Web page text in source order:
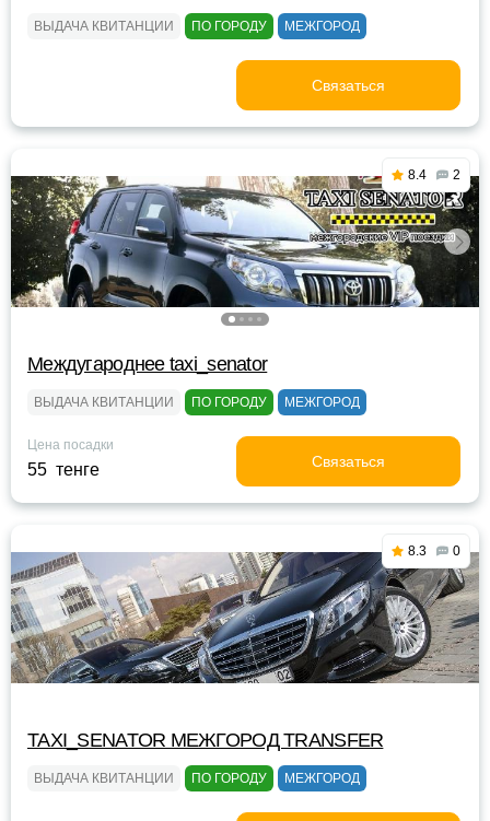
ВЫДАЧА КВИТАНЦИИ ПО ГОРОДУ МЕЖГОРОД
Связаться
8.4 2
Междугароднее taxi_senator
ВЫДАЧА КВИТАНЦИИ ПО ГОРОДУ МЕЖГОРОД
Цена посадки
55 тенге Связаться
8.3 0
TAXI_SENATOR МЕЖГОРОД TRANSFER
ВЫДАЧА КВИТАНЦИИ ПО ГОРОДУ МЕЖГОРОД